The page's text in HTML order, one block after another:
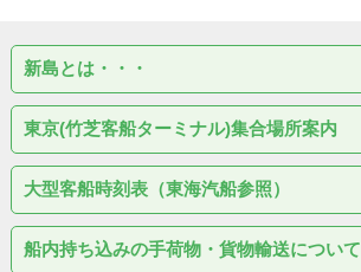
新島とは・・・
東京(竹芝客船ターミナル)集合場所案内
大型客船時刻表（東海汽船参照）
船内持ち込みの手荷物・貨物輸送について